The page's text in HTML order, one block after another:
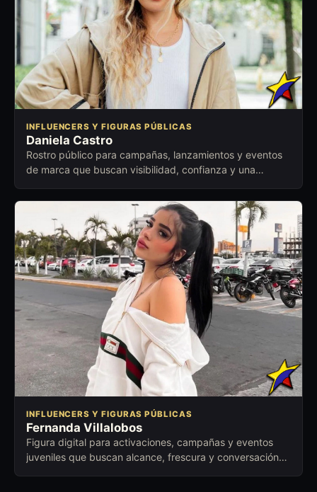
INFLUENCERS Y FIGURAS PÚBLICAS
Daniela Castro
Rostro público para campañas, lanzamientos y eventos
de marca que buscan visibilidad, confianza y una
INFLUENCERS Y FIGURAS PÚBLICAS
Fernanda Villalobos
Figura digital para activaciones, campañas y eventos
juveniles que buscan alcance, frescura y conversación